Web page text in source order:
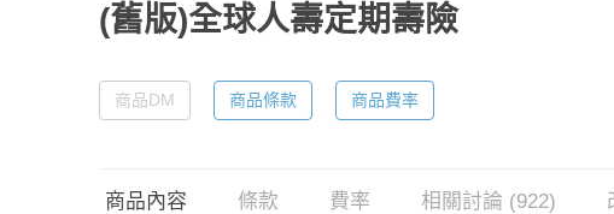
(舊版)全球人壽定期壽險
商品DM 商品條款 商品費率
商品內容 條款 費率 相關討論 (922)